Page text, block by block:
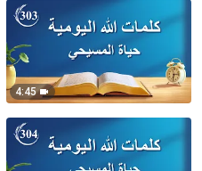
4:45